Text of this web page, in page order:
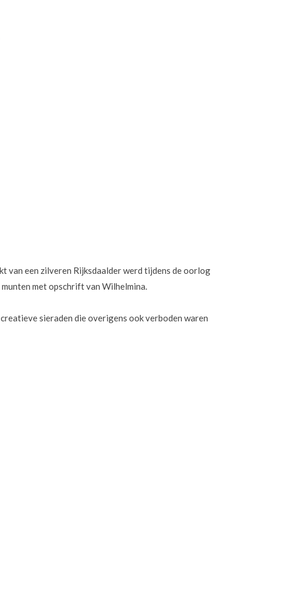
van een zilveren Rijksdaalder werd tijdens de oorlog
met opschrift van Wilhelmina.
sieraden die overigens ook verboden waren